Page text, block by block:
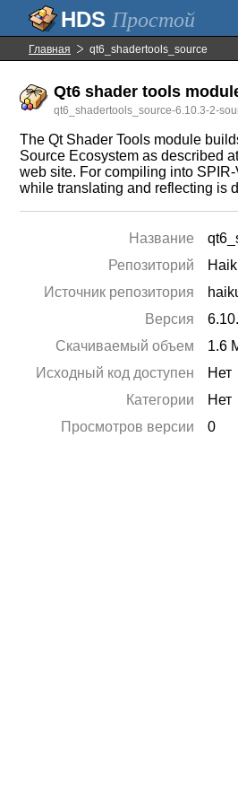
Простой
Главная qt6_shadertools_source
Qt6 shader tools
qt6_shadertools_source-6.10.3-2-
The Qt Shader Tools module
Source Ecosystem as described
web site. For compiling into
while translating and reflecting is
Название
Репозиторий
Источник репозитория
Версия
Скачиваемый объем
1.6
Исходный код доступен
Нет
Категории
Нет
Просмотров версии
0